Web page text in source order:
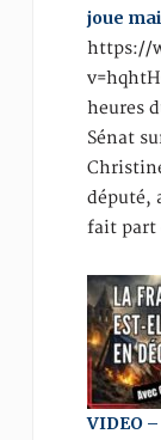
joue
https://
heures
Sénat
député,
fait part
VIDEO